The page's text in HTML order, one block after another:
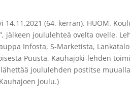
14.11.2021 (64. kerran). HUOM.
jälkeen joululehteä ovelta ovelle.
Infosta, S-Marketista,
Puusta, Kauhajoki-lehden
joululehden postitse
Joulu.)